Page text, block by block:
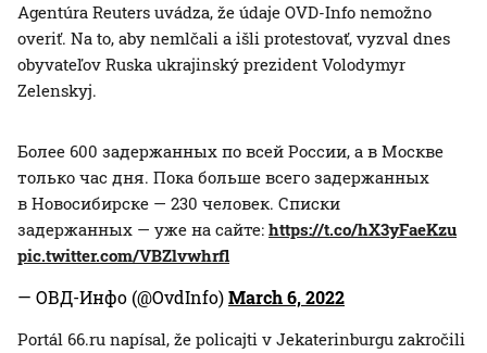
Agentúra Reuters uvádza, že údaje OVD-Info nemožno
overiť. Na to, aby nemlčali a išli protestovať, vyzval dnes
obyvateľov Ruska ukrajinský prezident Volodymyr
Zelenskyj.
Более 600 задержанных по всей России, а в Москве
только час дня. Пока больше всего задержанных
в Новосибирске — 230 человек. Списки
задержанных — уже на сайте: https://t.co/hX3yFaeKzu
pic.twitter.com/VBZlvwhrfl
— ОВД-Инфо (@OvdInfo)March 6, 2022
Portál 66.ru napísal, že policajti v Jekaterinburgu zakročili